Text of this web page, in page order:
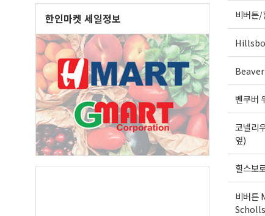
한인마켓 세일정보 비버튼/
벤쿠버
코넬리
옆)
힐스보
비버튼
First
Last
By
Suite A,
Our